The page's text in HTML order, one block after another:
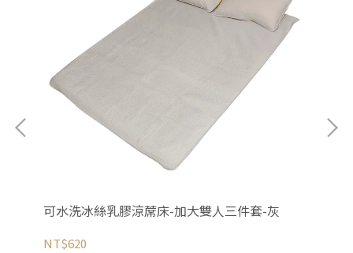
可水洗冰絲乳膠涼蓆床-加大雙人三件套-灰
NT$620